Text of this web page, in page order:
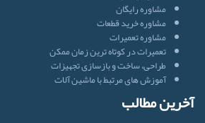
مشاوره رایگان
مشاوره خرید قطعات
مشاوره تعمیرات
تعمیرات در کوتاه ترین زمان ممکن
طراحی، ساخت و بازسازی تجهیزات
آموزش های مرتبط با ماشین آلات
آخرین مطالب